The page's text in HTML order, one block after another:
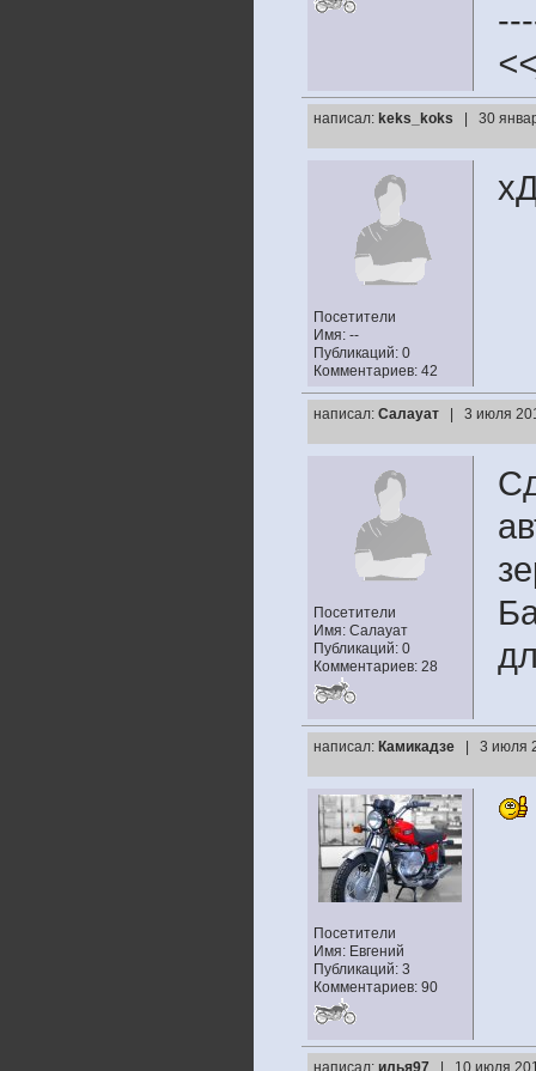
написал: keks_koks | 30
Посетители
Имя: --
Публикаций: 0
Комментариев: 42
написал: Салауат | 3 июля
Посетители
Имя: Салауат
Публикаций: 0
Комментариев: 28
написал: Камикадзе | 3 июля
Посетители
Имя: Евгений
Публикаций: 3
Комментариев: 90
написал: илья97 | 10 июля